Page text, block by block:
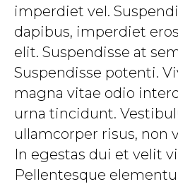
imperdiet vel.
dapibus, imperdiet
elit. Suspendisse at
Suspendisse potenti.
magna vitae odio
urna tincidunt.
ullamcorper risus, non
In egestas dui et velit
Pellentesque